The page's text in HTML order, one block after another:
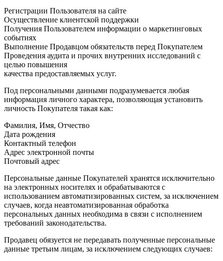
Регистрации Пользователя на сайте
Осуществление клиентской поддержки
Получения Пользователем информации о маркетинговых
событиях
Выполнение Продавцом обязательств перед Покупателем
Проведения аудита и прочих внутренних исследований с
целью повышения
качества предоставляемых услуг.
Под персональными данными подразумевается любая
информация личного характера, позволяющая установить
личность Покупателя такая как:
Фамилия, Имя, Отчество
Дата рождения
Контактный телефон
Адрес электронной почты
Почтовый адрес
Персональные данные Покупателей хранятся исключительно
на электронных носителях и обрабатываются с
использованием автоматизированных систем, за исключением
случаев, когда неавтоматизированная обработка
персональных данных необходима в связи с исполнением
требований законодательства.
Продавец обязуется не передавать полученные персональные
данные третьим лицам, за исключением следующих случаев: